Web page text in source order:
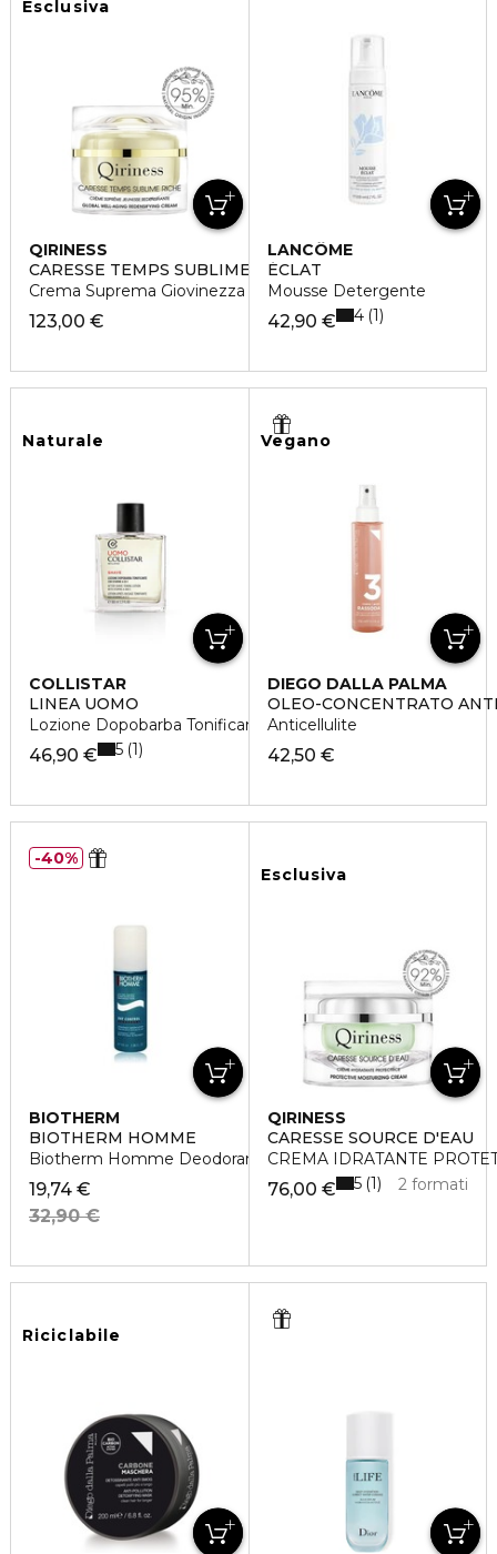
Esclusiva
QIRINESS
CARESSE TEMPS SUBLIME RICHE
Crema Suprema Giovinezza Ridensificante Versione Ricca
123,00 €
LANCÔME
ÉCLAT
Mousse Detergente
42,90 € 4 1
Naturale
COLLISTAR
LINEA UOMO
Lozione Dopobarba Tonificante
46,90 € 5 1
Vegano
DIEGO DALLA PALMA
OLEO-CONCENTRATO
Anticellulite
42,50 €
BIOTHERM
BIOTHERM HOMME
Biotherm Homme Deodorante Spray Day Control
19,74 €
32,90 €
40%
Esclusiva
QIRINESS
CARESSE SOURCE D'EAU
CREMA IDRATANTE
76,00 € 2 formati
5 1
Riciclabile